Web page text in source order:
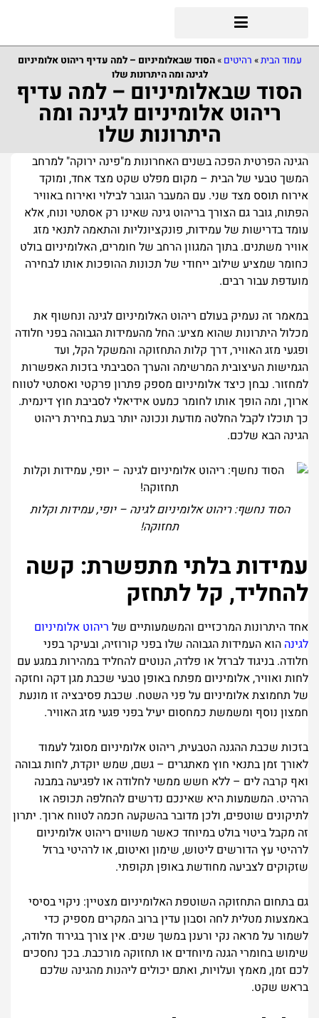
עמוד הבית» רהיטים »הסוד שבאלומיניום – למה עדיף ריהוט אלומיניום
לגינה ומה היתרונות שלו
הסוד שבאלומיניום – למה עדיף
ריהוט אלומיניום לגינה ומה
היתרונות שלו
הגינה הפרטית הפכה בשנים האחרונות מ"פינה ירוקה" למרחב
המשך טבעי של הבית – מקום מפלט שקט מצד אחד, ומוקד
אירוח תוסס מצד שני. עם המעבר הגובר לבילוי ואירוח באוויר
הפתוח, גובר גם הצורך בריהוט גינה שאינו רק אסתטי ונוח, אלא
עומד בדרישות של עמידות, פונקציונליות והתאמה לתנאי מזג
אוויר משתנים. בתוך המגוון הרחב של חומרים, האלומיניום בולט
כחומר שמציע שילוב ייחודי של תכונות ההופכות אותו לבחירה
מועדפת עבור רבים.
במאמר זה נעמיק בעולם ריהוט האלומיניום לגינה ונחשוף את
מכלול היתרונות שהוא מציע: החל מהעמידות הגבוהה בפני חלודה
ופגעי מזג האוויר, דרך קלות התחזוקה והמשקל הקל, ועד
הגמישות העיצובית המרשימה והערך הסביבתי בזכות האפשרות
למחזור. נבחן כיצד אלומיניום מספק פתרון פרקטי ואסתטי לטווח
ארוך, ומה הופך אותו לחומר כמעט אידיאלי לסביבת חוץ דינמית.
כך תוכלו לקבל החלטה מודעת ונכונה יותר בעת בחירת ריהוט
הגינה הבא שלכם.
הסוד נחשף: ריהוט אלומיניום לגינה – יופי, עמידות וקלות
תחזוקה!
עמידות בלתי מתפשרת: קשה
להחליד, קל לתחזק
אחד היתרונות המרכזיים והמשמעותיים של ריהוט אלומיניום
לגינה הוא העמידות הגבוהה שלו בפני קורוזיה, ובעיקר בפני
חלודה. בניגוד לברזל או פלדה, הנוטים להחליד במהירות במגע עם
לחות ואוויר, אלומיניום מפתח באופן טבעי שכבת מגן דקה וחזקה
של תחמוצת אלומיניום על פני השטח. שכבת פסיבציה זו מונעת
חמצון נוסף ומשמשת כמחסום יעיל בפני פגעי מזג האוויר.
בזכות שכבת ההגנה הטבעית, ריהוט אלומיניום מסוגל לעמוד
לאורך זמן בתנאי חוץ מאתגרים – גשם, שמש יוקדת, לחות גבוהה
ואף קרבה לים – ללא חשש ממשי לחלודה או לפגיעה במבנה
הרהיט. המשמעות היא שאינכם נדרשים להחלפה תכופה או
לתיקונים שוטפים, ולכן מדובר בהשקעה חכמה לטווח ארוך. יתרון
זה מקבל ביטוי בולט במיוחד כאשר משווים ריהוט אלומיניום
לרהיטי עץ הדורשים ליטוש, שימון ואיטום, או לרהיטי ברזל
שזקוקים לצביעה מחודשת באופן תקופתי.
גם בתחום התחזוקה השוטפת האלומיניום מצטיין: ניקוי בסיסי
באמצעות מטלית לחה וסבון עדין ברוב המקרים מספיק כדי
לשמור על מראה נקי ורענן במשך שנים. אין צורך בגירוד חלודה,
שימוש בחומרי הגנה מיוחדים או תחזוקה מורכבת. בכך נחסכים
לכם זמן, מאמץ ועלויות, ואתם יכולים ליהנות מהגינה שלכם
בראש שקט.